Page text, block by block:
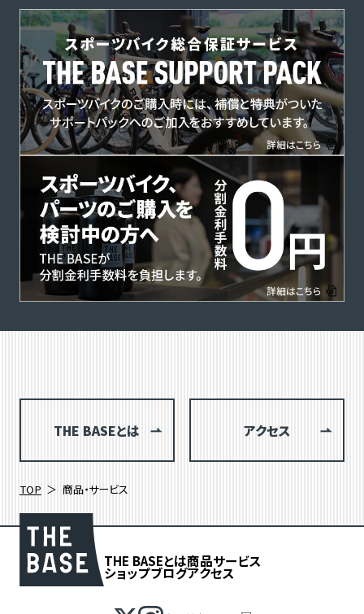
THE BASEとは アクセス
TOP 商品・サービス
THE BASEとは商品サービス
ショップブログアクセス